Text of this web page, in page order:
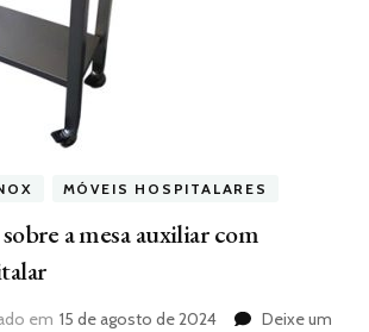
MÓVEIS HOSPITALARES
a mesa auxiliar com
em 15 de agosto de 2024
Deixe um